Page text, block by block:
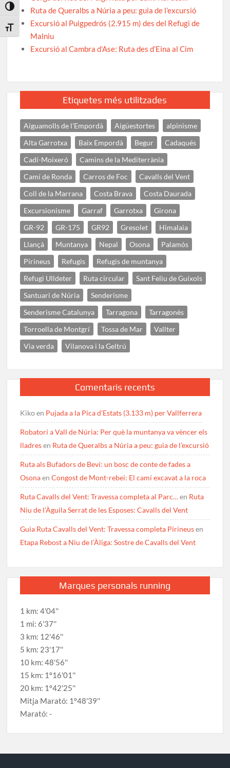
Toggle High Contrast
Toggle Font size
Ruta de Queralbs a Núria a peu: guia de l’excursió
Excursió al Puigpedrós (2.915 m) des del Refugi de
Malniu
Excursió al Cambra d’Ase: Ruta des d’Eina al Cim
Etiquetes més utilitzades
Aiguamolls de l'Empordà Aigüestortes
alpinisme
Alta Garrotxa
Baix Empordà Begur
Cadaqués
Cadí-Moixeró
Camins de la Mediterrània
Camí de Ronda
Carros de Foc
Cavalls del Vent
Coll de la Marrana
Costa Brava
Costa Daurada
Excursionisme
Garraf Garrotxa
Girona
GR-92
GR-175 GR92 Gresolet
Himalaia
Llançà
Muntanya Nepal Osona
Palamós
Pirineus
Refugis
Refugis de muntanya
Refugi Ulldeter
Ruta circular
Sant Feliu de Guíxols
Santuari de Núria
Senderisme
Senderisme Catalunya
Tarragona
Tarragonès
Torroella de Montgrí
Tossa de Mar
Vallter
Via verda
Vilanova i la Geltrú
Comentaris recents
Kikoen Pujada a la Pica d’Estats (3.133 m) per Vallferrera
Robatori a Vall de Núria: Per què la muntanya va vèncer els
lladresen Ruta de Queralbs a Núria a peu: guia de l’excursió
Ruta als Bufadors de Beví: un bosc de conte de fades a
OsonaenCongost de Mont-rebei: El camí excavat a la roca
Ruta Cavalls del Vent: Travessa completa al Parc…en Ruta
Niu de l’Àguila Serrat de les Esposes: Cavalls del Vent
Guia Ruta Cavalls del Vent: Travessa completa Pirineusen
Etapa Rebost a Niu de l’Àliga: Sostre de Cavalls del Vent
Marques personals running
1 km: 4'04''
1 mi: 6'37''
3 km: 12'46''
5 km: 23'17''
10 km: 48'56''
15 km: 1º16'01''
20 km: 1º42'25''
Mitja Marató: 1º48'39''
Marató: -